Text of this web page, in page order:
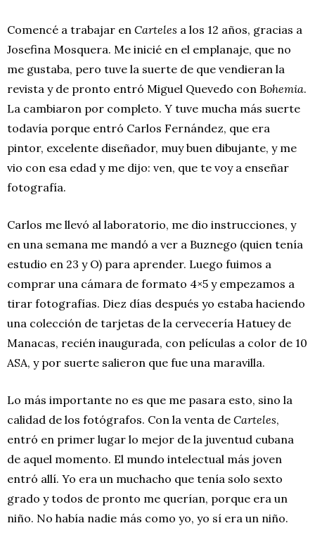
Comencé a trabajar en Carteles a los 12 años, gracias a
Josefina Mosquera. Me inicié en el emplanaje, que no
me gustaba, pero tuve la suerte de que vendieran la
revista y de pronto entró Miguel Quevedo con Bohemia.
La cambiaron por completo. Y tuve mucha más suerte
todavía porque entró Carlos Fernández, que era
pintor, excelente diseñador, muy buen dibujante, y me
vio con esa edad y me dijo: ven, que te voy a enseñar
fotografía.
Carlos me llevó al laboratorio, me dio instrucciones, y
en una semana me mandó a ver a Buznego (quien tenía
estudio en 23 y O) para aprender. Luego fuimos a
comprar una cámara de formato 4×5 y empezamos a
tirar fotografías. Diez días después yo estaba haciendo
una colección de tarjetas de la cervecería Hatuey de
Manacas, recién inaugurada, con películas a color de 10
ASA, y por suerte salieron que fue una maravilla.
Lo más importante no es que me pasara esto, sino la
calidad de los fotógrafos. Con la venta de Carteles,
entró en primer lugar lo mejor de la juventud cubana
de aquel momento. El mundo intelectual más joven
entró allí. Yo era un muchacho que tenía solo sexto
grado y todos de pronto me querían, porque era un
niño. No había nadie más como yo, yo sí era un niño.